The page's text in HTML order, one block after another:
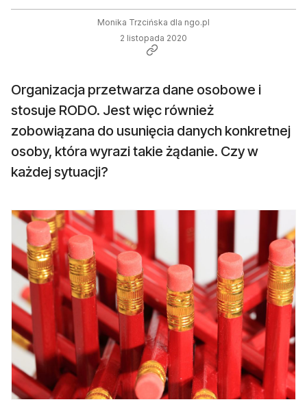
Monika Trzcińska dla ngo.pl
2 listopada 2020
Organizacja przetwarza dane osobowe i
stosuje RODO. Jest więc również
zobowiązana do usunięcia danych konkretnej
osoby, która wyrazi takie żądanie. Czy w
każdej sytuacji?